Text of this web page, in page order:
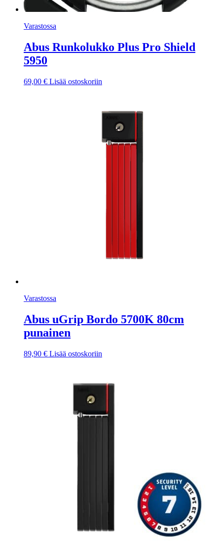
Varastossa
Abus Runkolukko Plus Pro Shield
5950
69,00 € Lisää ostoskoriin
Varastossa
Abus uGrip Bordo 5700K 80cm
punainen
89,90 € Lisää ostoskoriin